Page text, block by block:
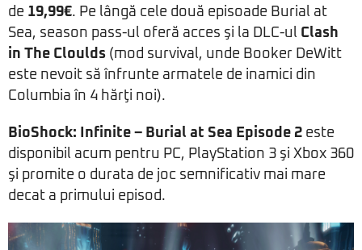
de 19,99€. Pe lângă cele două episoade Burial at
Sea, season pass-ul oferă acces şi la DLC-ul Clash
in The Cloulds (mod survival, unde Booker DeWitt
este nevoit să înfrunte armatele de inamici din
Columbia în 4 hărţi noi).
BioShock: Infinite – Burial at Sea Episode 2 este
disponibil acum pentru PC, PlayStation 3 şi Xbox 360
şi promite o durata de joc semnificativ mai mare
decat a primului episod.